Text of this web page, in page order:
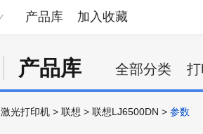
产品库 加入收藏
产品库 全部分类
激光打印机 > 联想 > 联想LJ6500DN > 参数